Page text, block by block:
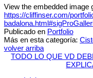
View the embedded image
https://cliffinser.com/
Publicado en Portfolio
Más en esta categoría:
volver arriba
TODO LO QUE VD